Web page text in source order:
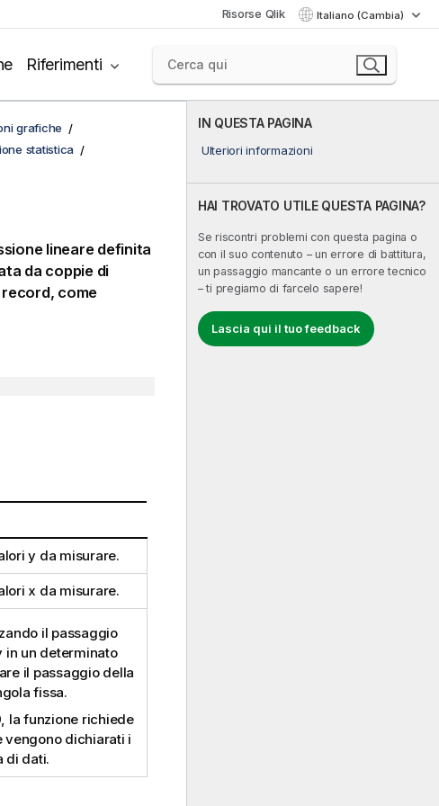
Risorse Qlik Italiano (Cambia)
Riferimenti
IN QUESTA PAGINA
Ulteriori informazioni
HAI TROVATO UTILE QUESTA PAGINA?
Se riscontri problemi con questa pagina o
con il suo contenuto – un errore di battitura,
un passaggio mancante o un errore tecnico
– ti pregiamo di farcelo sapere!
Lascia qui il tuo feedback
grafiche
statistica
lineare definita
da coppie di
record, come
y da misurare.
x da misurare.
il passaggio
in un determinato
il passaggio della
fissa.
, la funzione richiede
vengono dichiarati i
di dati.